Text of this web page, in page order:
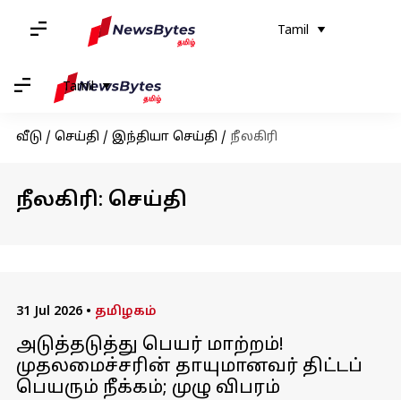
Tamil
Tamil
வீடு / செய்தி / இந்தியா செய்தி / நீலகிரி
நீலகிரி: செய்தி
31 Jul 2026 • தமிழகம்
அடுத்தடுத்து பெயர் மாற்றம்!
முதலமைச்சரின் தாயுமானவர் திட்டப்
பெயரும் நீக்கம்; முழு விபரம்